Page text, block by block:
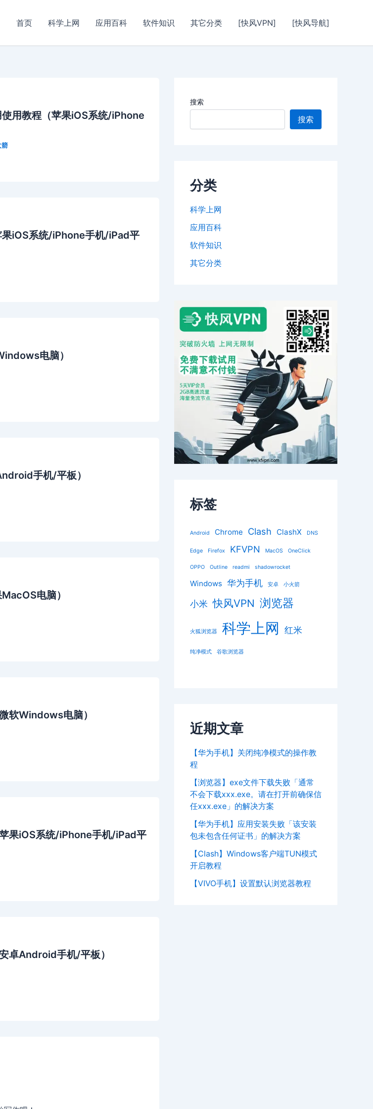
首页 科学上网 应用百科 软件知识 其它分类 [快风VPN] [快风导航]
用教程（苹果iOS系统/iPhone
箭
果iOS系统/iPhone手机/iPad平
电脑）
手机/平板）
电脑）
软Windows电脑）
果iOS系统/iPhone手机/iPad平
卓Android手机/平板）
搜索
搜索
分类
科学上网
应用百科
软件知识
其它分类
标签
Android Chrome Clash ClashX DNS
Edge Firefox KFVPN MacOS OneClick
OPPO Outline readmi shadowrocket
Windows 华为手机 安卓 小火箭
小米 快风VPN 浏览器
火狐浏览器 科学上网 红米
纯净模式 谷歌浏览器
近期文章
【华为手机】关闭纯净模式的操作教
程
【浏览器】exe文件下载失败「通常
不会下载xxx.exe。请在打开前确保信
任xxx.exe」的解决方案
【华为手机】应用安装失败「该安装
包未包含任何证书」的解决方案
【Clash】Windows客户端TUN模式
开启教程
【VIVO手机】设置默认浏览器教程